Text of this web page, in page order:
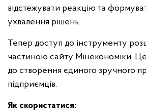
відстежувати реакцію та
ухвалення рішень.
Тепер доступ до інструменту
частиною сайту Мінекономіки.
до створення єдиного зручного
підприємців.
Як скористатися: